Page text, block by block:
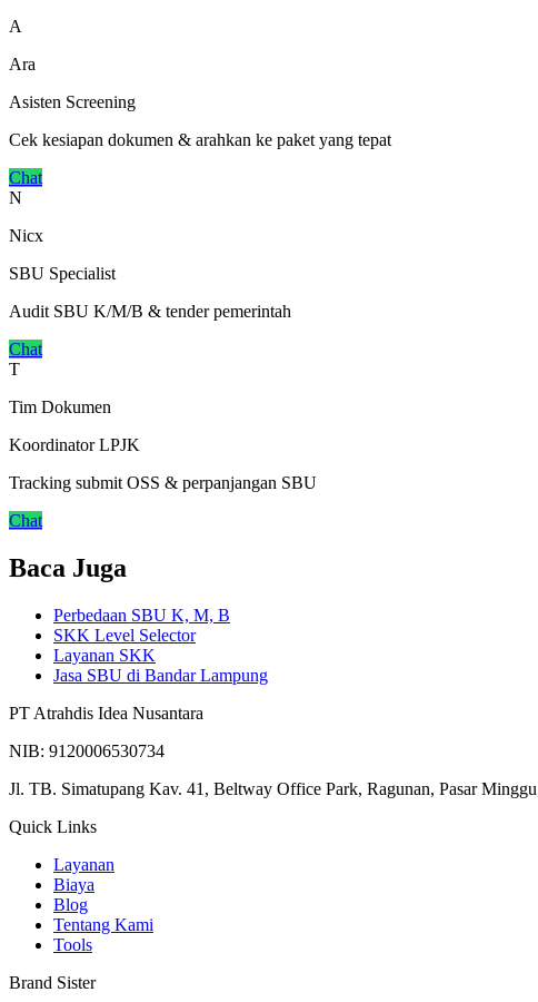
A
Ara
Asisten Screening
Cek kesiapan dokumen & arahkan ke paket yang tepat
Chat
N
Nicx
SBU Specialist
Audit SBU K/M/B & tender pemerintah
Chat
T
Tim Dokumen
Koordinator LPJK
Tracking submit OSS & perpanjangan SBU
Chat
Baca Juga
Perbedaan SBU K, M, B
SKK Level Selector
Layanan SKK
Jasa SBU di Bandar Lampung
PT Atrahdis Idea Nusantara
NIB: 9120006530734
Jl. TB. Simatupang Kav. 41, Beltway Office Park, Ragunan, Pasar
Quick Links
Layanan
Biaya
Blog
Tentang Kami
Tools
Brand Sister